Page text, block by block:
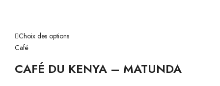
Choix des options
Café
CAFÉ DU KENYA – MATUNDA